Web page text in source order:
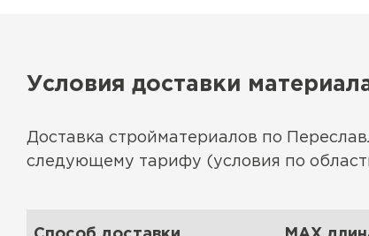
Условия доставки
Доставка стройматериалов по
следующему тарифу (условия по